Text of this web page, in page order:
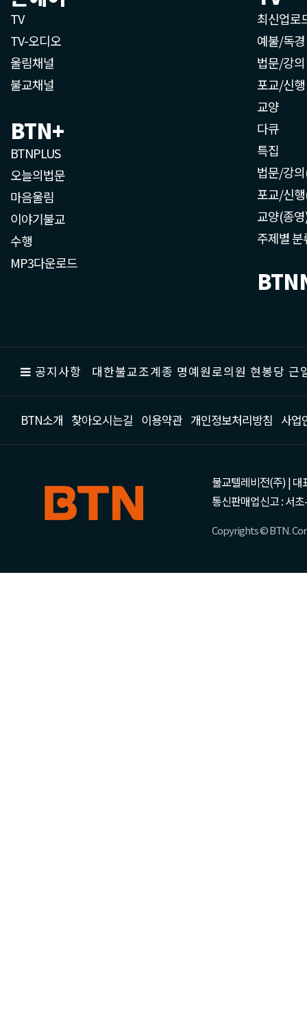
TV
TV-오디오
울림채널
불교채널
BTN+
BTNPLUS
오늘의법문
마음울림
이야기불교
수행
MP3다운로드
최신업로
예불/독경
법문/강의
포교/신행
교양
다큐
특집
법문/강
포교/신
교양(종
주제별 분
공지사항 대한불교조계종 명예원로의원 현봉당
BTN소개 찾아오시는길 이용약관 개인정보처리방침 사업
불교텔레비전(주) | 대
통신판매업신고 : 서
Copyrights © BTN.